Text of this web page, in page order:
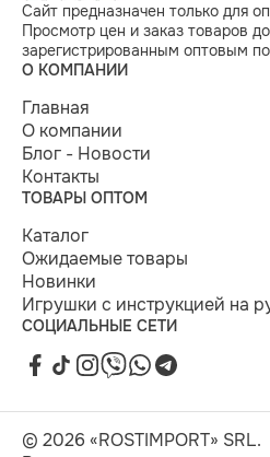
Сайт предназначен только для
Просмотр цен и заказ товаров
зарегистрированным оптовым
О КОМПАНИИ
Главная
О компании
Блог - Новости
Контакты
ТОВАРЫ ОПТОМ
Каталог
Ожидаемые товары
Новинки
Игрушки с инструкцией на
СОЦИАЛЬНЫЕ СЕТИ
© 2026 «ROSTIMPORT» SRL.